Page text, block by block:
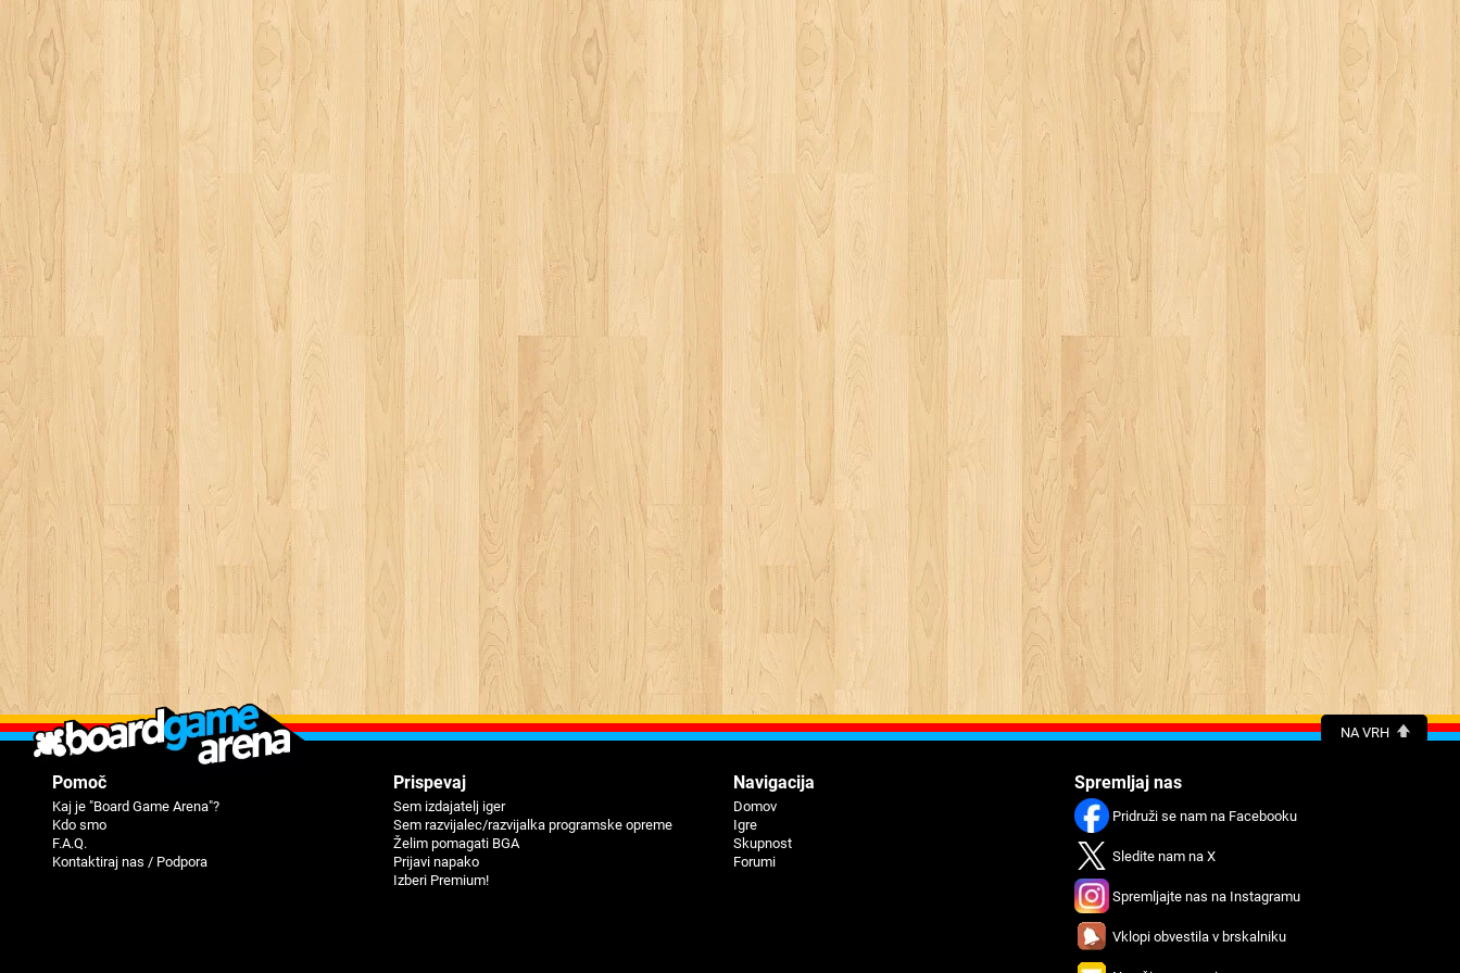
NA VRH
Pomoč
Kaj je "Board Game Arena"?
Kdo smo
F.A.Q.
Kontaktiraj nas / Podpora
Prispevaj
Sem izdajatelj iger
Sem razvijalec/razvijalka programske opreme
Želim pomagati BGA
Prijavi napako
Izberi Premium!
Navigacija
Domov
Igre
Skupnost
Forumi
Spremljaj nas
Pridruži se nam na Facebooku
Sledite nam na X
Spremljajte nas na Instagramu
Vklopi obvestila v brskalniku